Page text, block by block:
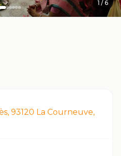
1 / 6
93120 La Courneuve,